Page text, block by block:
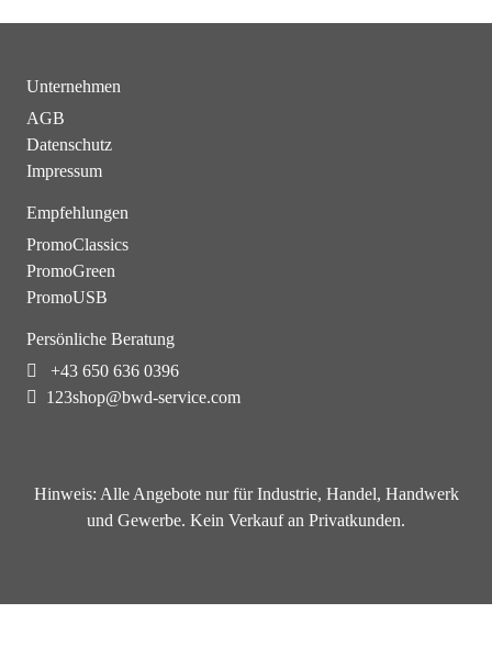
Unternehmen
AGB
Datenschutz
Impressum
Empfehlungen
PromoClassics
PromoGreen
PromoUSB
Persönliche Beratung
+43 650 636 0396
123shop@bwd-service.com
Hinweis: Alle Angebote nur für Industrie, Handel, Handwerk
und Gewerbe. Kein Verkauf an Privatkunden.